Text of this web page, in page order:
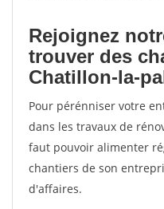
Rejoignez
trouver des
Chatillon-la-
Pour pérénniser votre
dans les travaux de
faut pouvoir alimenter
chantiers de son
d'affaires.